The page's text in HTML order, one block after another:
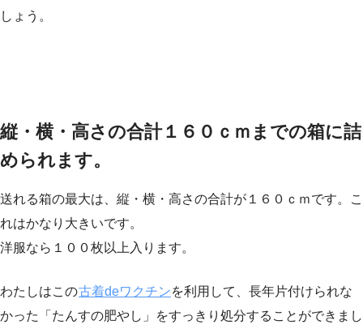
しょう。
縦・横・高さの合計１６０ｃｍまでの箱に詰
められます。
送れる箱の最大は、縦・横・高さの合計が１６０ｃｍです。こ
れはかなり大きいです。
洋服なら１００枚以上入ります。
わたしはこの古着deワクチンを利用して、長年片付けられな
かった「たんすの肥やし」をすっきり処分することができまし